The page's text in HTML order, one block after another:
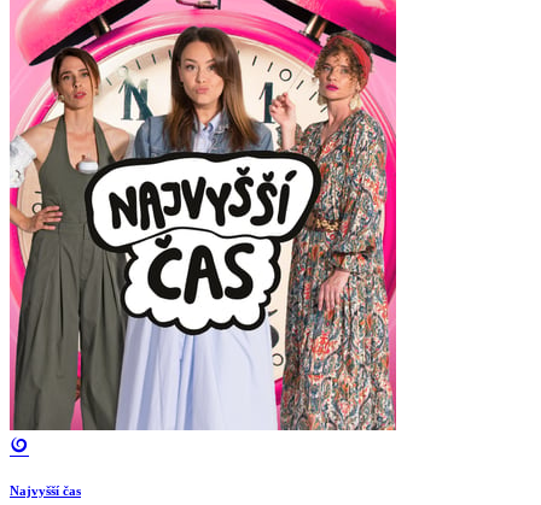
Najvyšší čas